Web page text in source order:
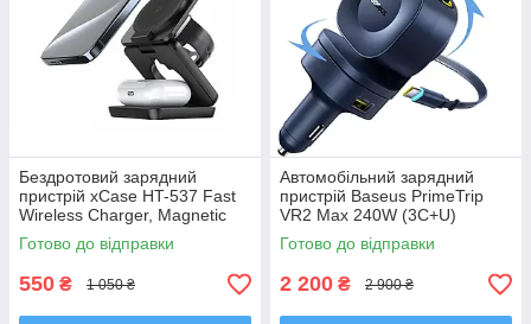
Бездротовий зарядний
пристрій xCase HT-537 Fast
Wireless Charger, Magnetic
MagSafe 3 в 1 для iPhone
Готово до відправки
550 ₴ 1 050 ₴
Автомобільний зарядний
пристрій Baseus PrimeTrip
VR2 Max 240W (3C+U)
(C02067) Cosmic Black + 2
вбудовані кабелі USB-C
Готово до відправки
2 200 ₴ 2 900 ₴